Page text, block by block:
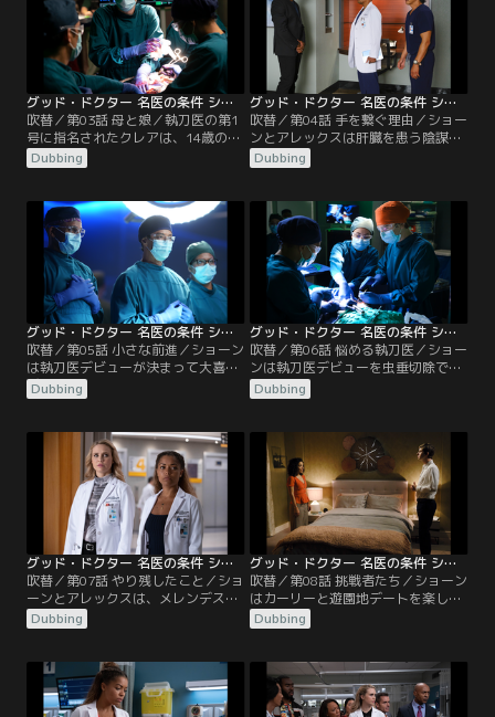
グドレス姿のスザンヌが運ばれてく
るが、あらゆる臓器にガンが転移し
ていることが分かる。メレンデスは
手術不能と判断するが…。
母ブリーズを歓迎しなかったが、心
境の変化によりしばらく同居しても
いいとブリーズを受け入れる…。
グッド・ドクター 名医の条件 シーズン3 第03話／吹替
吹替／第03話 母と娘／執刀医の第1
号に指名されたクレアは、14歳のミ
シェルの胆嚢摘出をすることになる
が、ミシェルの母親の逆鱗に触れ、
らの要望とメレンデスのサポートに
よって無事手術を成功させることが
でき、上機嫌のクレアだったが、母
ブリーズが交通事故を起こしたとい
う知らせを受け、現場に駆けつけ
る…。
Dubbing
グッド・ドクター 名医の条件 シーズン3 第04話／吹替
吹替／第04話 手を繋ぐ理由／ショー
ンとアレックスは肝臓を患う陰謀論
者のスチュワートを担当する。誰か
に毒を盛られていると主張し、ウソ
スチュワートだったが、ショーンは
スチュワートが自ら毒となる物を摂
取していたことを探り当てる。一
方、クレアとモーガンは痛みを感じ
ないリリーを担当するが、痛みを感
じないせいで…。
Dubbing
グッド・ドクター 名医の条件 シーズン3 第05話／吹替
吹替／第05話 小さな前進／ショーン
は執刀医デビューが決まって大喜
び。食道ガンの患者ベスも執刀医シ
ョーンを受け入れるものの、ショー
って動揺し、オペ室を飛び出してし
まう。結局、リムもオペ室に入り、
アンドリュースと共にショーンの指
示を受けつつ、複雑な遊離空腸再建
を成功させる。一方、クレアとモー
ガンは…。
Dubbing
グッド・ドクター 名医の条件 シーズン3 第06話／吹替
吹替／第06話 悩める執刀医／ショー
ンは執刀医デビューを虫垂切除でや
り直すことになり、リハーサルを行
うが、リハーサル中にホークス看護
ひと言に動揺してしまう。グラスマ
ンから白衣を着ている時は仕事と私
生活を分けて考えろと助言を受け、
割り切ろうとするショーン。結果、
手術は成功するが、手術中にホーク
ス看護師ともめ…。
Dubbing
グッド・ドクター 名医の条件 シーズン3 第07話／吹替
吹替／第07話 やり残したこと／ショ
ーンとアレックスは、メレンデスと
共に免疫不全の患者タラを担当す
る。タラは感染した組織を取り除く
してしまう。リスクの高い遺伝子治
療を行うことに尻込みするタラに、
ショーンは無菌室で孤独に過ごすよ
Dubbing
グッド・ドクター 名医の条件 シーズン3 第08話／吹替
吹替／第08話 挑戦者たち／ショーン
はカーリーと遊園地デートを楽し
み、その夜、気分が盛り上がり結ば
れようとするが一歩手前でショーン
ンとアレックスは、心臓を患うロザ
リンドを担当する。彼女は骨髄性白
血病の研究で成果を上げた有名な医
Dubbing